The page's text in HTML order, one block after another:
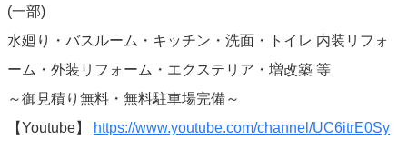
(一部)
水廻り・バスルーム・キッチン・洗面・トイレ 内装リフォ
ーム・外装リフォーム・エクステリア・増改築 等
～御見積り無料・無料駐車場完備～
【Youtube】
https://www.youtube.com/channel/UC6itrE0Sy